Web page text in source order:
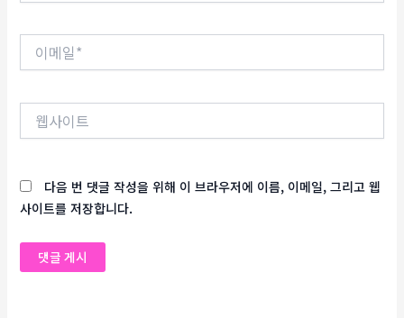
다음 번 댓글 작성을 위해 이 브라우저에 이름, 이메일, 그리고 웹
사이트를 저장합니다.